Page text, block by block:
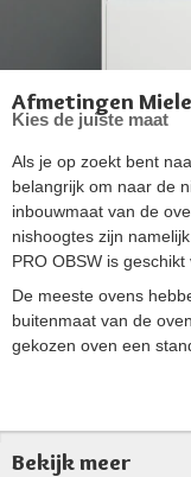
Afmetingen Miele
Kies de juiste maat
Als je op zoekt bent
belangrijk om naar de
inbouwmaat van de
nishoogtes zijn
PRO OBSW is
De meeste ovens
buitenmaat van de
gekozen oven een
Bekijk meer